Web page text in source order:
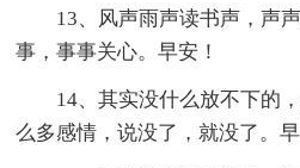
13、风声雨声读书声，声
事，事事关心。早安！
14、其实没什么放不下的
么多感情，说没了，就没了。早